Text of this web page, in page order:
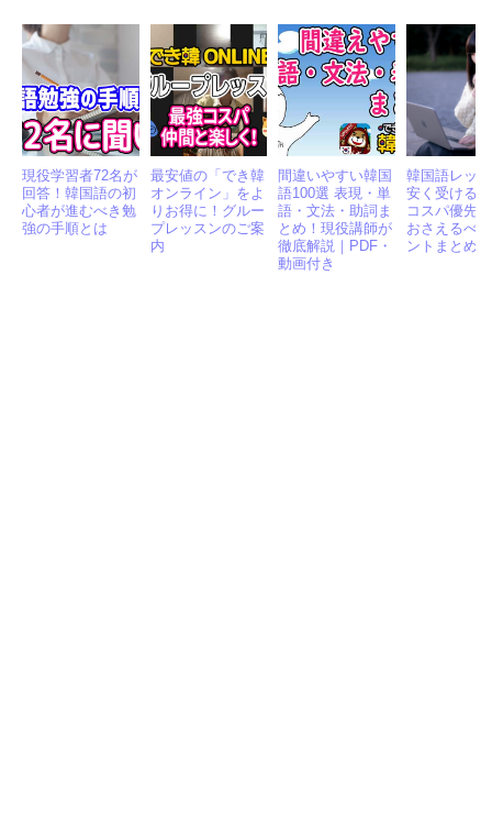
現役学習者72名が
回答！韓国語の初
心者が進むべき勉
強の手順とは
最安値の「でき韓
オンライン」をよ
りお得に！グルー
プレッスンのご案
内
間違いやすい韓国
語100選 表現・単
語・文法・助詞ま
とめ！現役講師が
徹底解説｜PDF・
動画付き
韓国語レッ
安く受ける
コスパ優先
おさえるべ
ントまとめ